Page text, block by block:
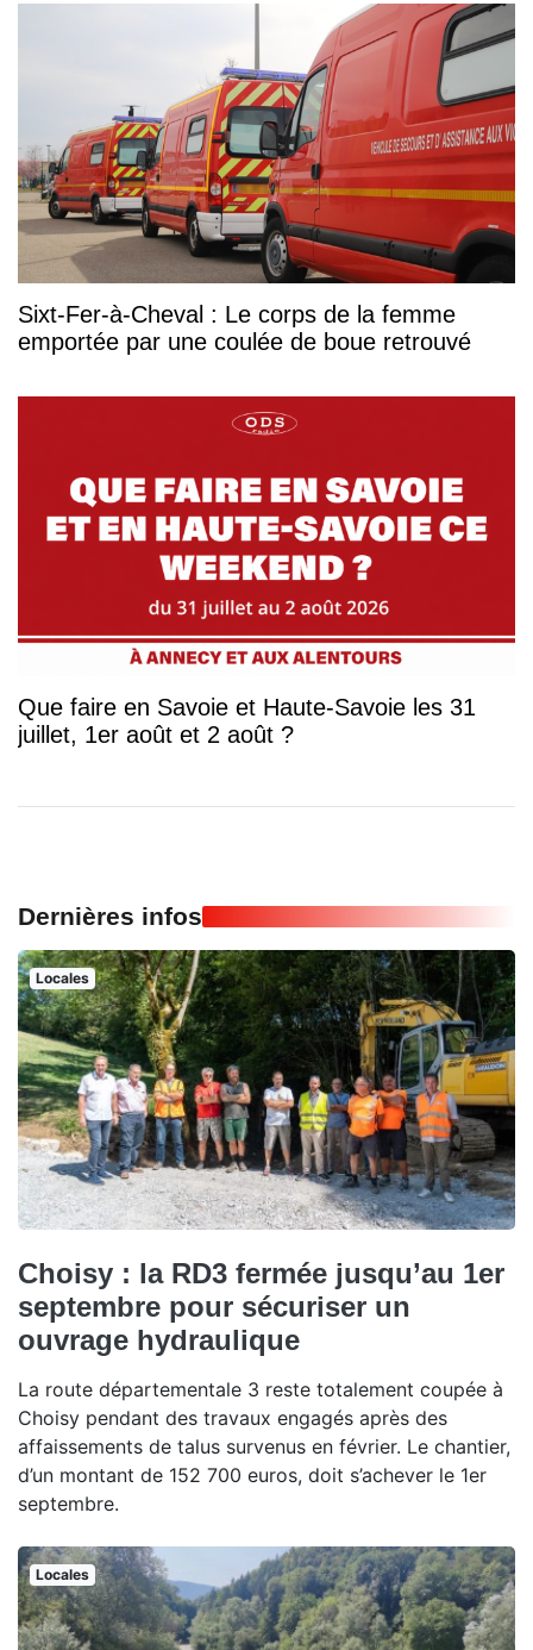
Sixt-Fer-à-Cheval : Le corps de la femme
emportée par une coulée de boue retrouvé
Que faire en Savoie et Haute-Savoie les 31
juillet, 1er août et 2 août ?
Dernières infos
Locales
Choisy : la RD3 fermée jusqu’au 1er
septembre pour sécuriser un
ouvrage hydraulique
La route départementale 3 reste totalement coupée à
Choisy pendant des travaux engagés après des
affaissements de talus survenus en février. Le chantier,
d’un montant de 152 700 euros, doit s’achever le 1er
septembre.
Locales